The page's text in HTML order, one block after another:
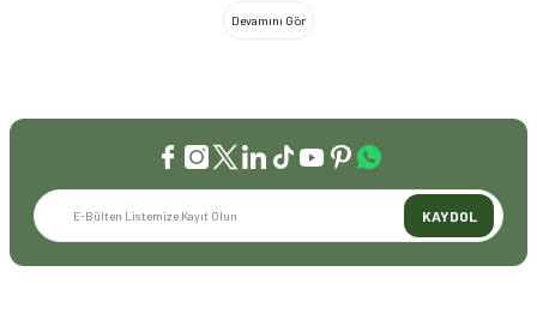
gururunu taşıyoruz. 1981 yılında Eminönü’nde açtığımız ve mülkiyeti
kurarak tüm Türkiye'ye hizmet vermeye başladık. 2016: Kadıköy
mağazamızın ve şimdiki Genel Merkezimizin açılışını
gerçekleştirdik. Global Markalar ve Yerli Üretim Gücü Yaklaşık
20'nin üzerinde dünya markasını Türkiye'ye getirerek outdoor
tutkunlarıyla buluşturuyoruz. Sadece ithalatla sınırlı kalmayıp;
EFEARMS, BUSHCRAFTFEST ve EFEAV tescilli markalarımızla
KAYDOL